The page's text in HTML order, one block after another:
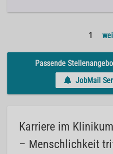
1
Passende
JobMail
Karriere im
– Menschlichkeit